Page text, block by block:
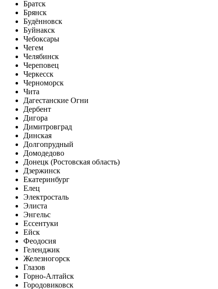
Братск
Брянск
Будённовск
Буйнакск
Чебоксары
Чегем
Челябинск
Череповец
Черкесск
Черноморск
Чита
Дагестанские Огни
Дербент
Дигора
Димитровград
Динская
Долгопрудный
Домодедово
Донецк (Ростовская область)
Дзержинск
Екатеринбург
Елец
Электросталь
Элиста
Энгельс
Ессентуки
Ейск
Феодосия
Геленджик
Железногорск
Глазов
Горно-Алтайск
Городовиковск